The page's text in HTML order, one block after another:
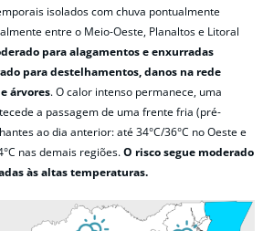
isolados com chuva pontualmente
entre o Meio-Oeste, Planaltos e Litoral
para alagamentos e enxurradas
para destelhamentos, danos na rede
árvores. O calor intenso permanece, uma
a passagem de uma frente fria (pré-
ao dia anterior: até 34°C/36°C no Oeste e
nas demais regiões.O risco segue moderado
às altas temperaturas.